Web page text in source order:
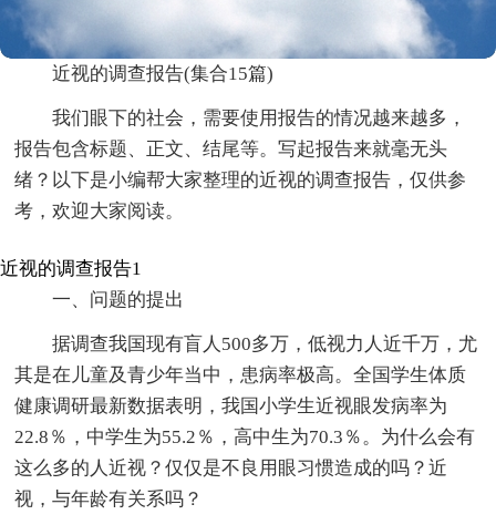
近视的调查报告(集合15篇)
我们眼下的社会，需要使用报告的情况越来越多，
报告包含标题、正文、结尾等。写起报告来就毫无头
绪？以下是小编帮大家整理的近视的调查报告，仅供参
考，欢迎大家阅读。
近视的调查报告1
一、问题的提出
据调查我国现有盲人500多万，低视力人近千万，尤
其是在儿童及青少年当中，患病率极高。全国学生体质
健康调研最新数据表明，我国小学生近视眼发病率为
22.8％，中学生为55.2％，高中生为70.3％。为什么会有
这么多的人近视？仅仅是不良用眼习惯造成的吗？近
视，与年龄有关系吗？